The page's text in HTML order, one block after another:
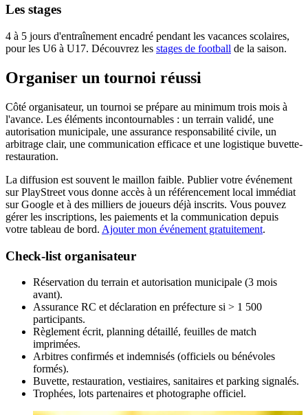
Les stages
4 à 5 jours d'entraînement encadré pendant les vacances scolaires,
pour les U6 à U17. Découvrez les stages de football de la saison.
Organiser un tournoi réussi
Côté organisateur, un tournoi se prépare au minimum trois mois à
l'avance. Les éléments incontournables : un terrain validé, une
autorisation municipale, une assurance responsabilité civile, un
arbitrage clair, une communication efficace et une logistique buvette-
restauration.
La diffusion est souvent le maillon faible. Publier votre événement
sur PlayStreet vous donne accès à un référencement local immédiat
sur Google et à des milliers de joueurs déjà inscrits. Vous pouvez
gérer les inscriptions, les paiements et la communication depuis
votre tableau de bord. Ajouter mon événement gratuitement.
Check-list organisateur
Réservation du terrain et autorisation municipale (3 mois
avant).
Assurance RC et déclaration en préfecture si > 1 500
participants.
Règlement écrit, planning détaillé, feuilles de match
imprimées.
Arbitres confirmés et indemnisés (officiels ou bénévoles
formés).
Buvette, restauration, vestiaires, sanitaires et parking signalés.
Trophées, lots partenaires et photographe officiel.